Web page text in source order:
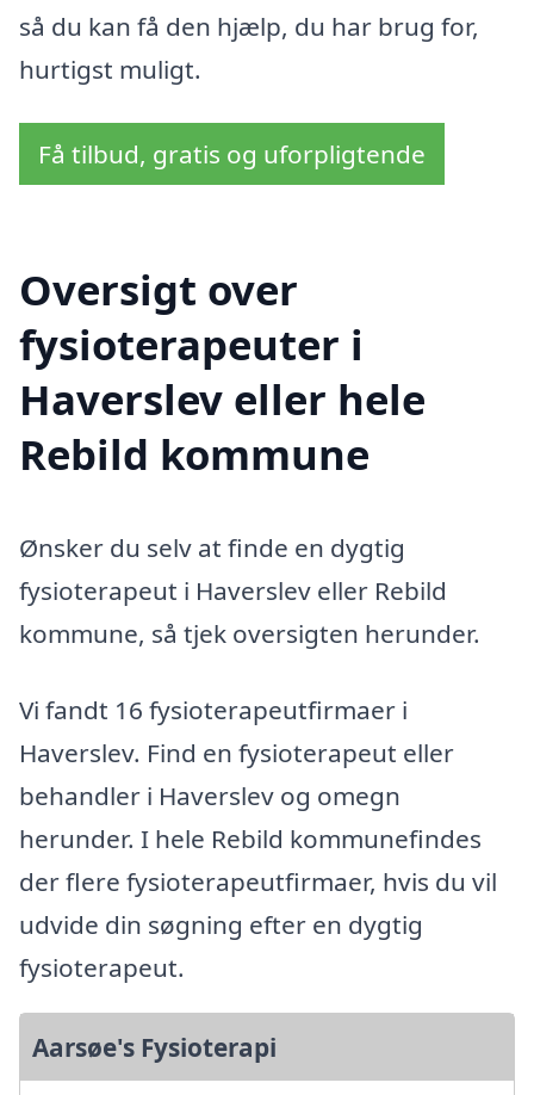
så du kan få den hjælp, du har brug for,
hurtigst muligt.
Få tilbud, gratis og uforpligtende
Oversigt over
fysioterapeuter i
Haverslev eller hele
Rebild kommune
Ønsker du selv at finde en dygtig
fysioterapeut i Haverslev eller Rebild
kommune, så tjek oversigten herunder.
Vi fandt 16 fysioterapeutfirmaer i
Haverslev. Find en fysioterapeut eller
behandler i Haverslev og omegn
herunder. I hele Rebild kommunefindes
der flere fysioterapeutfirmaer, hvis du vil
udvide din søgning efter en dygtig
fysioterapeut.
Aarsøe's Fysioterapi